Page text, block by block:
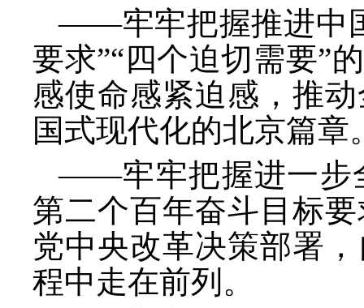
——牢牢把握推进中
要求”“四个迫切需要”
感使命感紧迫感，推
国式现代化的北京篇章
——牢牢把握进一步
第二个百年奋斗目标
党中央改革决策部署
程中走在前列。